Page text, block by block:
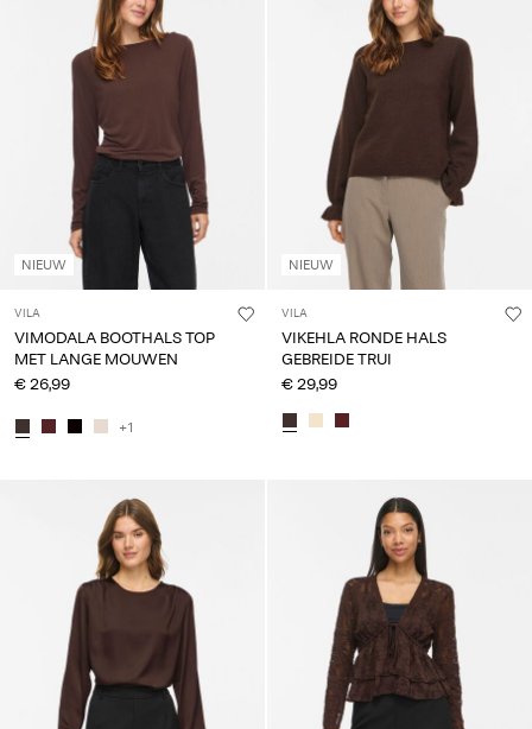
NIEUW
VILA
VIMODALA BOOTHALS TOP
MET LANGE MOUWEN
€ 26,99
+1
NIEUW
VILA
VIKEHLA RONDE HALS
GEBREIDE TRUI
€ 29,99